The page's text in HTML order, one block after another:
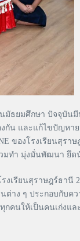
มัธยมศึกษา ปัจจุบัน
กัน และแก้ไขปัญห
ของโรงเรียนสุร
มทำ มุ่งมั่นพัฒนา ยึ
งเรียนสุราษฎร์ธานี
าง ๆ ประกอบกับค
คนให้เป็นคนเก่งแ